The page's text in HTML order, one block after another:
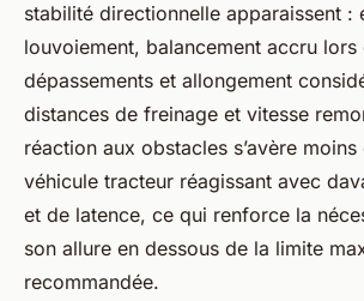
stabilité directionnelle apparaissent :
louvoiement, balancement accru lors
dépassements et allongement
distances de freinage et vitesse
réaction aux obstacles s’avère
véhicule tracteur réagissant avec
et de latence, ce qui renforce la
son allure en dessous de la limite
recommandée.